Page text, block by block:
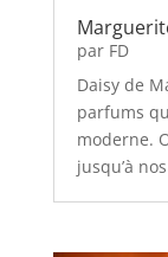
par FD
Daisy de
parfums
moderne.
jusqu’à